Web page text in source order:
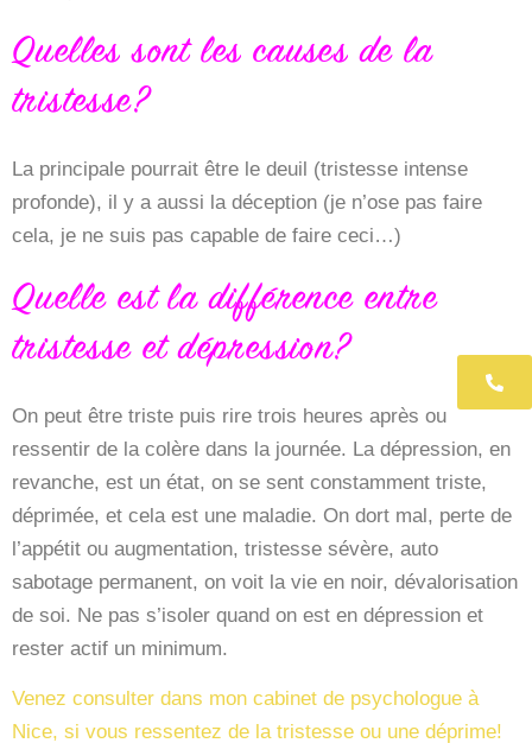
Quelles sont les causes de la
tristesse?
La principale pourrait être le deuil (tristesse intense
profonde), il y a aussi la déception (je n’ose pas faire
cela, je ne suis pas capable de faire ceci…)
Quelle est la différence entre
tristesse et dépression?
On peut être triste puis rire trois heures après ou
ressentir de la colère dans la journée. La dépression, en
revanche, est un état, on se sent constamment triste,
déprimée, et cela est une maladie. On dort mal, perte de
l’appétit ou augmentation, tristesse sévère, auto
sabotage permanent, on voit la vie en noir, dévalorisation
de soi. Ne pas s’isoler quand on est en dépression et
rester actif un minimum.
Venez consulter dans mon cabinet de psychologue à
Nice, si vous ressentez de la tristesse ou une déprime!